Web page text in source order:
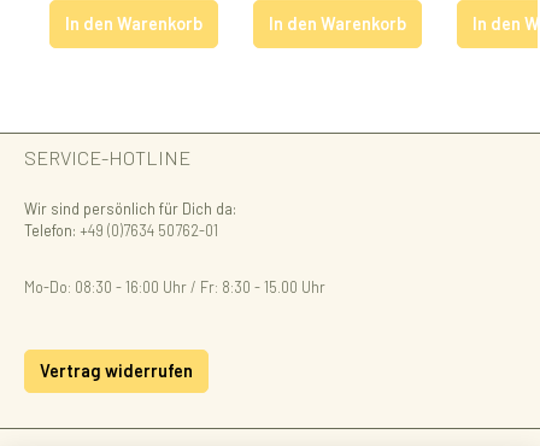
In den Warenkorb In den Warenkorb In den
SERVICE-HOTLINE
Wir sind persönlich für Dich da:
Telefon: +49 (0)7634 50762-01
Mo-Do: 08:30 - 16:00 Uhr / Fr: 8:30 - 15.00 Uhr
Vertrag widerrufen